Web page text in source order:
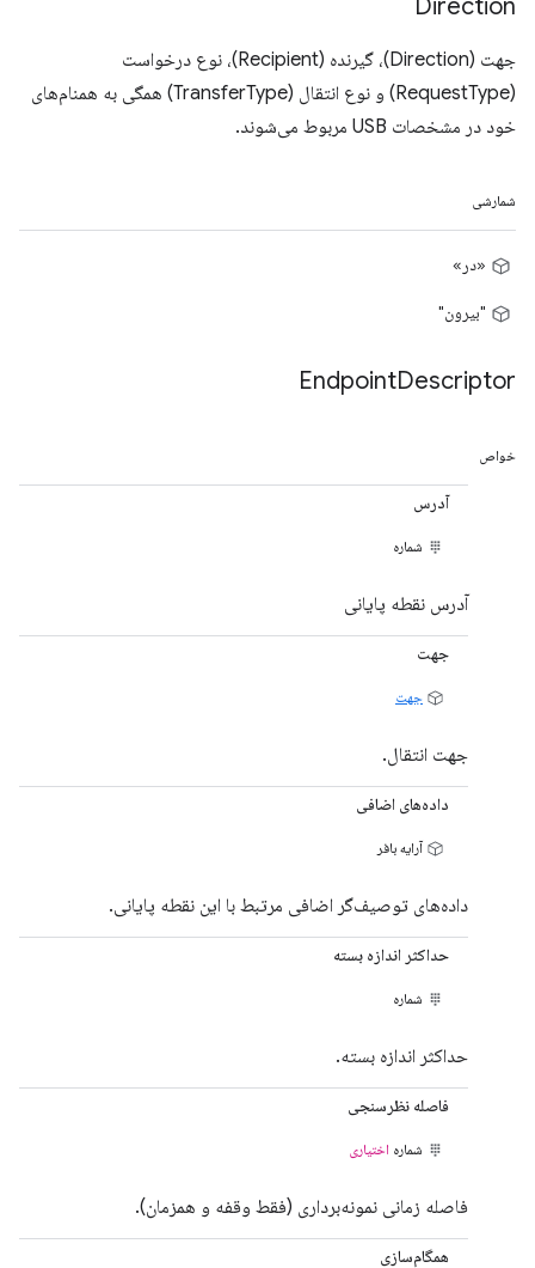
Direction
جهت (Direction)، گیرنده (Recipient)، نوع درخواست
(RequestType) و نوع انتقال (TransferType) همگی به همنام‌های
خود در مشخصات USB مربوط می‌شوند.
شمارشی
«در»
"بیرون"
EndpointDescriptor
خواص
آدرس
شماره
آدرس نقطه پایانی
جهت
جهت
جهت انتقال.
داده‌های اضافی
آرایه بافر
داده‌های توصیف‌گر اضافی مرتبط با این نقطه پایانی.
حداکثر اندازه بسته
شماره
حداکثر اندازه بسته.
فاصله نظرسنجی
شماره اختیاری
فاصله زمانی نمونه‌برداری (فقط وقفه و همزمان).
همگام‌سازی